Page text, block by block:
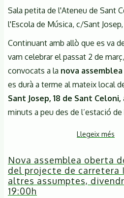
a
les
Sala petita de l'Ateneu de Sant
l'Escola de Música, c/Sant Josep,
Continuant amb allò que es va
vam celebrar el passat 2 de
convocats a la nova
es durà a terme al mateix local
Sant Josep, 18 de Sant Celoni,
minuts a peu des de l’estació de
Llegeix més
de
Nova assemblea oberta
del projecte de carretera
altres assumptes,
19:00h